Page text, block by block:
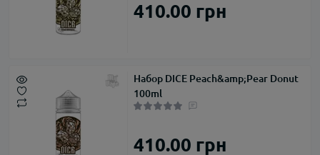
410.00 грн
Набор DICE Peach&amp;Pear Donut
100ml
410.00 грн